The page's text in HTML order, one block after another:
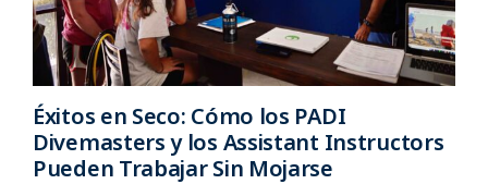
Éxitos en Seco: Cómo los PADI
Divemasters y los Assistant Instructors
Pueden Trabajar Sin Mojarse